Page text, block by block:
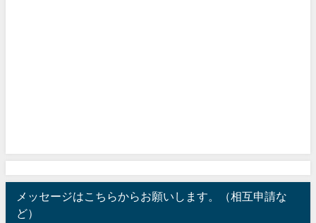
メッセージはこちらからお願いします。（相互申請な
ど）